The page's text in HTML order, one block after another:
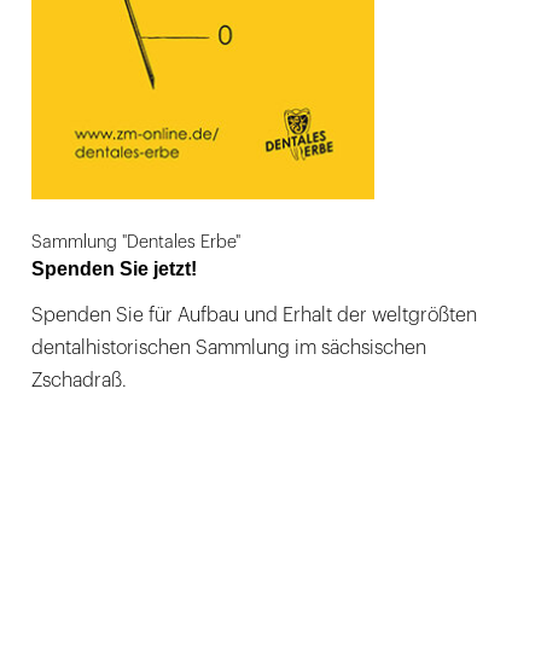
Sammlung "Dentales Erbe"
Spenden Sie jetzt!
Spenden Sie für Aufbau und Erhalt der weltgrößten
dentalhistorischen Sammlung im sächsischen
Zschadraß.